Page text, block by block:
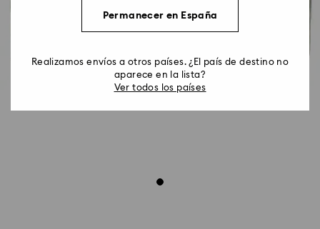
Permanecer en España
Realizamos envíos a otros países. ¿El país de destino no
aparece en la lista?
Ver todos los países